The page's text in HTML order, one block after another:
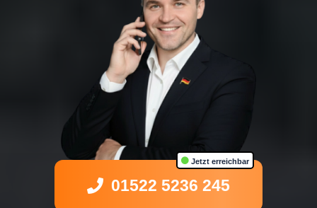
Jetzt erreichbar
01522 5236 245